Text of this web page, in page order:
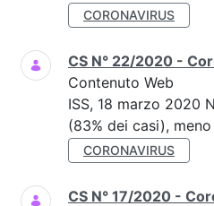
CORONAVIRUS
CS N° 22/2020 -
Contenuto Web
ISS, 18 marzo 2020
(83% dei casi),
CORONAVIRUS
CS N° 17/2020 -